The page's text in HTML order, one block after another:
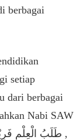
berbagai
setiap
dari berbagai
Nabi SAW